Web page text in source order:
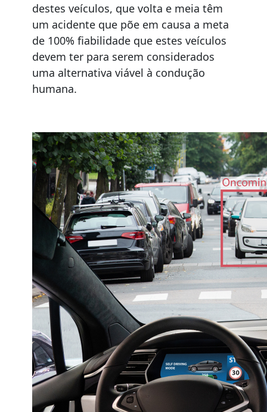
destes veículos, que volta e meia têm
um acidente que põe em causa a meta
de 100% fiabilidade que estes veículos
devem ter para serem considerados
uma alternativa viável à condução
humana.